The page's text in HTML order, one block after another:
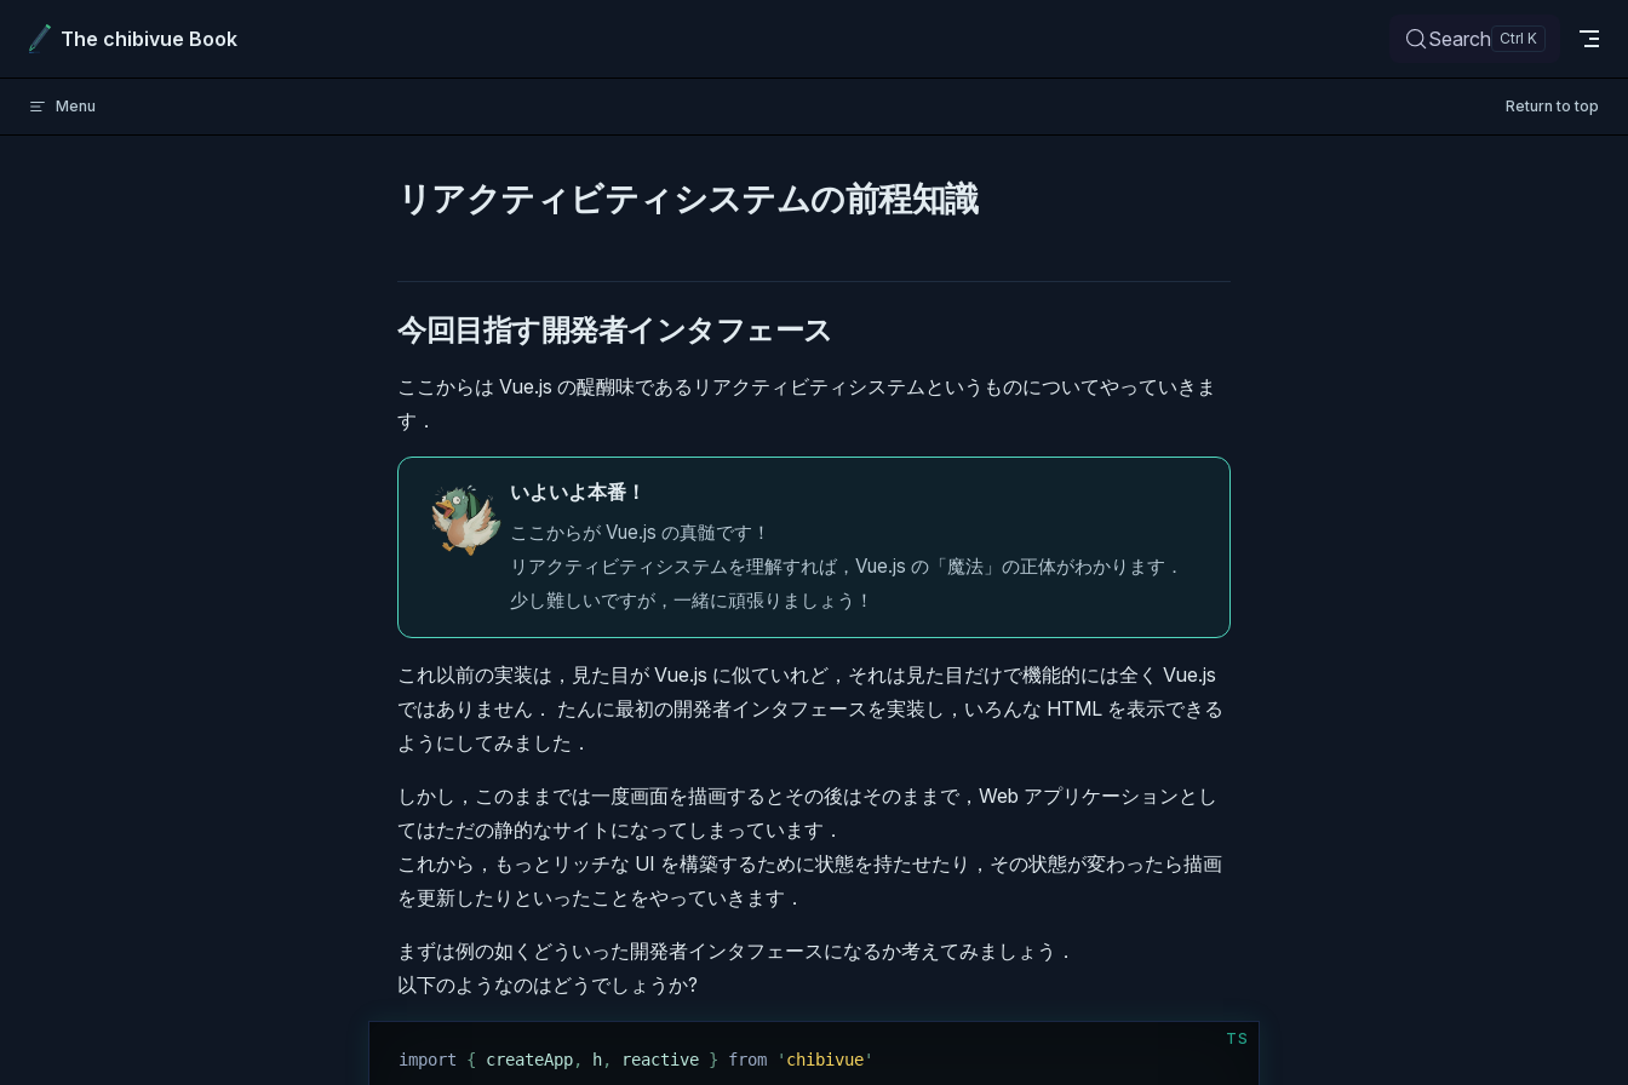
Skip to content
The chibivue Book Search
Menu Return to top
リアクティビティシステムの前程知識
今回目指す開発者インタフェース
ここからは Vue.js の醍醐味であるリアクティビティシステムというものについてやっていきま
す．
いよいよ本番！
ここからが Vue.js の真髄です！
リアクティビティシステムを理解すれば，Vue.js の「魔法」の正体がわかります．
少し難しいですが，一緒に頑張りましょう！
これ以前の実装は，見た目が Vue.js に似ていれど，それは見た目だけで機能的には全く Vue.js
ではありません． たんに最初の開発者インタフェースを実装し，いろんな HTML を表示できる
ようにしてみました．
しかし，このままでは一度画面を描画するとその後はそのままで，Web アプリケーションとし
てはただの静的なサイトになってしまっています．
これから，もっとリッチな UI を構築するために状態を持たせたり，その状態が変わったら描画
を更新したりといったことをやっていきます．
まずは例の如くどういった開発者インタフェースになるか考えてみましょう．
以下のようなのはどうでしょうか?
TS
import { createApp, h, reactive } from ' chibivue'